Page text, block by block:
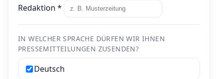
Redaktion *
IN WELCHER SPRACHE DÜRFEN WIR IHNEN
PRESSEMITTEILUNGEN ZUSENDEN?
Deutsch